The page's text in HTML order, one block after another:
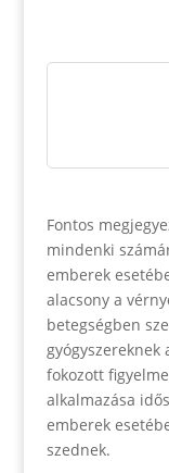
Fontos
mindenki
emberek
alacsony a
betegségben
gyógyszereknek
fokozott
alkalmazása
emberek
szednek.